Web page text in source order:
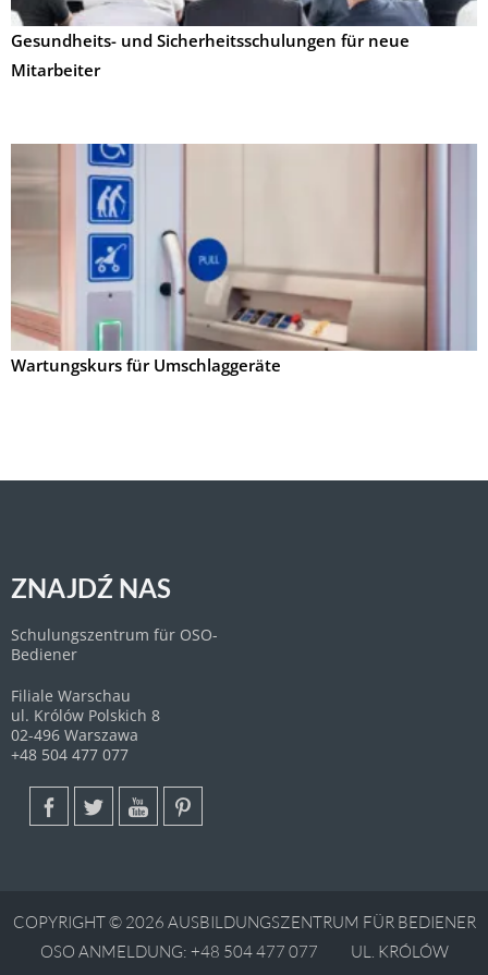
Gesundheits- und Sicherheitsschulungen für neue
Mitarbeiter
Wartungskurs für Umschlaggeräte
ZNAJDŹ NAS
Schulungszentrum für OSO-
Bediener
Filiale Warschau
ul. Królów Polskich 8
02-496 Warszawa
+48 504 477 077
COPYRIGHT © 2026 AUSBILDUNGSZENTRUM FÜR BEDIENER
OSO ANMELDUNG: +48 504 477 077 UL. KRÓLÓW